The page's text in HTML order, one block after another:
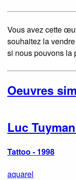
Vous avez cette
souhaitez la
si nous pouvons la
Oeuvres
Luc
Tattoo - 1998
aquarel